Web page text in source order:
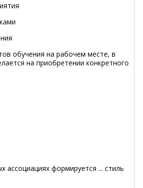
обучения на рабочем месте, в
на приобретении конкретного
ассоциациях формируется ... стиль